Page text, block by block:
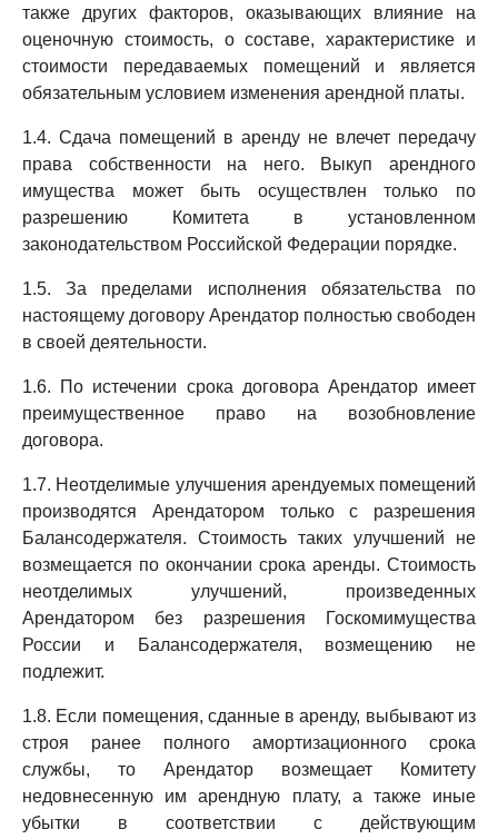
также других факторов, оказывающих влияние на
оценочную стоимость, о составе, характеристике и
стоимости передаваемых помещений и является
обязательным условием изменения арендной платы.
1.4. Сдача помещений в аренду не влечет передачу
права собственности на него. Выкуп арендного
имущества может быть осуществлен только по
разрешению Комитета в установленном
законодательством Российской Федерации порядке.
1.5. За пределами исполнения обязательства по
настоящему договору Арендатор полностью свободен
в своей деятельности.
1.6. По истечении срока договора Арендатор имеет
преимущественное право на возобновление
договора.
1.7. Неотделимые улучшения арендуемых помещений
производятся Арендатором только с разрешения
Балансодержателя. Стоимость таких улучшений не
возмещается по окончании срока аренды. Стоимость
неотделимых улучшений, произведенных
Арендатором без разрешения Госкомимущества
России и Балансодержателя, возмещению не
подлежит.
1.8. Если помещения, сданные в аренду, выбывают из
строя ранее полного амортизационного срока
службы, то Арендатор возмещает Комитету
недовнесенную им арендную плату, а также иные
убытки в соответствии с действующим